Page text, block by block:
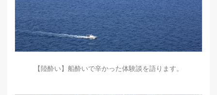
【陸酔い】船酔いで辛かった体験談を語ります。